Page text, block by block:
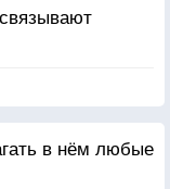
в нём любые